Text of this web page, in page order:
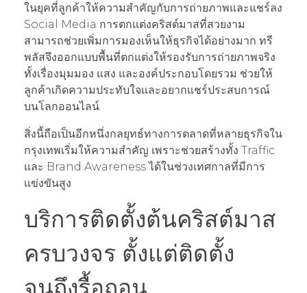
ในยุคที่ลูกค้าให้ความสำคัญกับการถ่ายภาพและแชร์ลง
Social Media การตกแต่งคริสต์มาสที่สวยงาม
สามารถช่วยเพิ่มการมองเห็นให้ธุรกิจได้อย่างมาก ทรี
พลัสจึงออกแบบพื้นที่ตกแต่งให้รองรับการถ่ายภาพจริง
ทั้งเรื่องมุมมอง แสง และองค์ประกอบโดยรวม ช่วยให้
ลูกค้าเกิดความประทับใจและอยากแชร์ประสบการณ์
บนโลกออนไลน์
สิ่งนี้ถือเป็นอีกหนึ่งกลยุทธ์ทางการตลาดที่หลายธุรกิจใน
กรุงเทพเริ่มให้ความสำคัญ เพราะช่วยสร้างทั้ง Traffic
และ Brand Awareness ได้ในช่วงเทศกาลที่มีการ
แข่งขันสูง
บริการติดตั้งต้นคริสต์มาส
ครบวงจร ตั้งแต่ติดตั้ง